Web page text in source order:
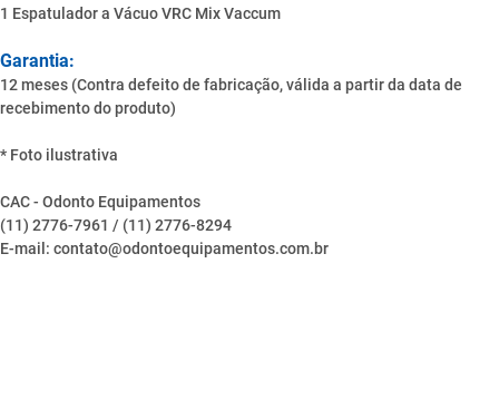
1 Espatulador a Vácuo VRC Mix Vaccum
Garantia:
12 meses (Contra defeito de fabricação, válida a partir da data de
recebimento do produto)
* Foto ilustrativa
CAC - Odonto Equipamentos
(11) 2776-7961 / (11) 2776-8294
E-mail: contato@odontoequipamentos.com.br